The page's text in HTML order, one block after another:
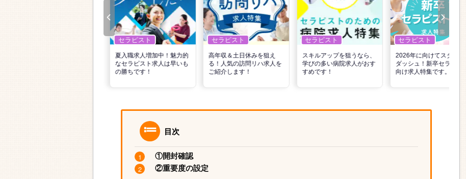
セラピスト
夏入職求人増加中！魅力的
なセラピスト求人は早いも
の勝ちです！
セラピスト
高年収＆土日休みを狙え
る！人気の訪問リハ求人を
ご紹介します！
セラピスト
スキルアップを狙うなら、
学びの多い病院求人がおす
すめです！
セラピスト
2026年に向けてスタート
ダッシュ！新卒セラピスト
向け求人特集です。
目次
①開封確認
②重要度の設定